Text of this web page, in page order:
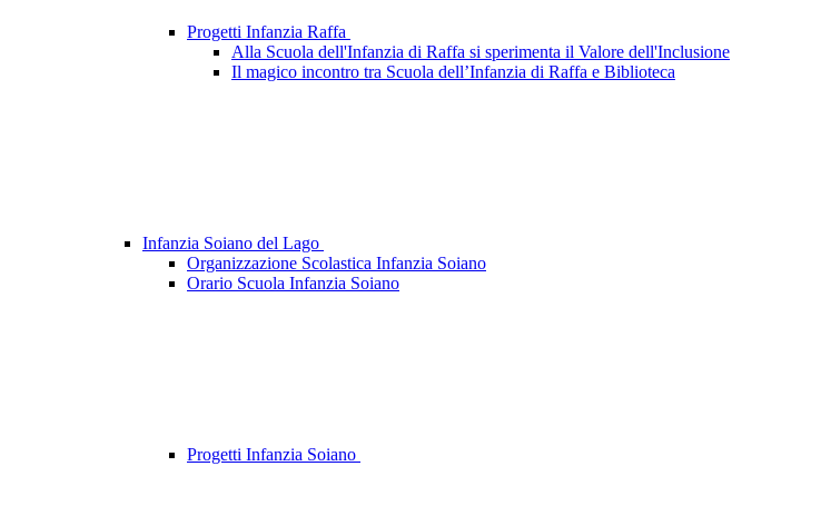
Progetti Infanzia Raffa
Alla Scuola dell'Infanzia di Raffa si sperimenta il Valore dell'Inclusione
Il magico incontro tra Scuola dell’Infanzia di Raffa e Biblioteca
Infanzia Soiano del Lago
Organizzazione Scolastica Infanzia Soiano
Orario Scuola Infanzia Soiano
Progetti Infanzia Soiano